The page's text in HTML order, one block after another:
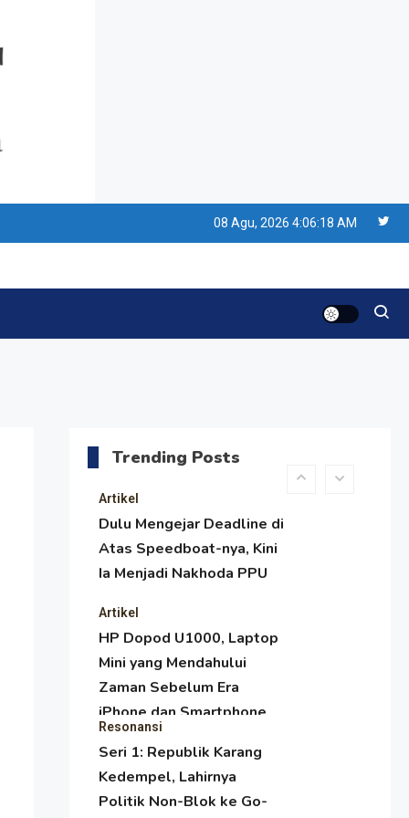
08 Agu, 2026 4:06:19 AM
Trending Posts
Ulang Tahun PPU,
Pertentangan Bulan
Gareng Lebih Sibuk Orasi
Ronggeng Paser Melawan
Artikel
Dulu Mengejar Deadline di
Atas Speedboat-nya, Kini
Ia Menjadi Nakhoda PPU
Artikel
HP Dopod U1000, Laptop
Mini yang Mendahului
Zaman Sebelum Era
iPhone dan Smartphone
Resonansi
Seri 1: Republik Karang
Kedempel, Lahirnya
Politik Non-Blok ke Go-